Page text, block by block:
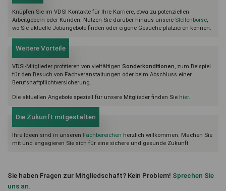
Knüpfen Sie im VDSI Kontakte für Ihre Karriere, etwa zu potenziellen
Arbeitgebern oder Kunden. Nutzen Sie darüber hinaus unsere Stellenbörse,
wo Sie aktuelle Jobangebote finden oder eigene Gesuche platzieren können.
Weitere Vorteile
VDSI-Mitglieder profitieren von vielfältigen Sonderkonditionen , zum Beispiel
für den Besuch von Fachveranstaltungen oder beim Abschluss einer
Berufshaftpflichtversicherung.
Die aktuellen Angebote speziell für unsere Mitglieder finden Sie hier.
Die Zukunft mitgestalten
Ihre Ideen sind in unseren Fachbereichen herzlich willkommen. Machen Sie
mit und engagieren Sie sich für eine sichere und gesunde Zukunft.
Sie haben Fragen zur Mitgliedschaft? Kein Problem! Sprechen Sie
uns an.